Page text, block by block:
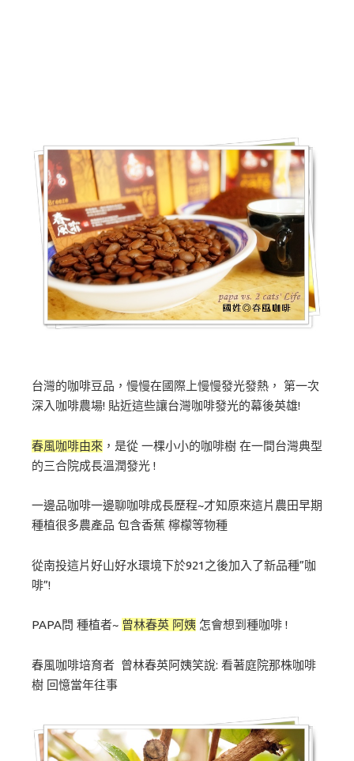
台灣的咖啡豆品，慢慢在國際上慢慢發光發熱， 第一次
深入咖啡農場! 貼近這些讓台灣咖啡發光的幕後英雄!
春風咖啡由來 ，是從 一棵小小的咖啡樹 在一間台灣典型
的三合院成長溫潤發光 !
一邊品咖啡一邊聊咖啡成長歷程~才知原來這片農田早期
種植很多農產品 包含香蕉 檸檬等物種
從南投這片好山好水環境下於921之後加入了新品種”咖
啡”!
PAPA問 種植者~ 曾林春英 阿姨 怎會想到種咖啡 !
春風咖啡培育者 曾林春英阿姨笑說: 看著庭院那株咖啡
樹 回憶當年往事